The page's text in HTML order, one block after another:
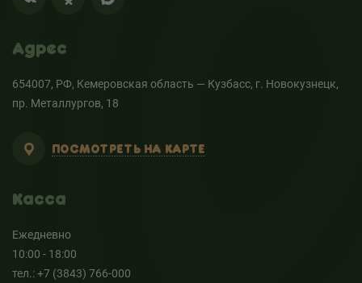
Адрес
654007, РФ, Кемеровская область — Кузбасс, г. Новокузнецк,
пр. Металлургов, 18
ПОСМОТРЕТЬ НА КАРТЕ
Касса
Ежедневно
10:00 - 18:00
тел.: +7 (3843) 766-000